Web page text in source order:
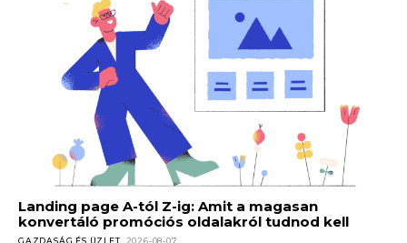
Landing page A-tól Z-ig: Amit a magasan
konvertáló promóciós oldalakról tudnod kell
GAZDASÁG ÉS ÜZLET 2026-08-07